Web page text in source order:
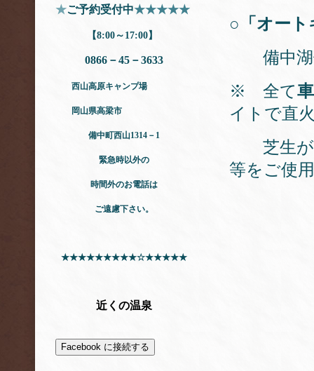
★ご予約受付中★★★★★
【8:00～17:00】
0866－45－3633
西山高原キャンプ場
岡山県高梁市
備中町西山1314－1
緊急時以外の
時間外のお電話は
ご遠慮下さい。
★★★★★★★★★☆★★★★★
近くの温泉
Facebook に接続する
○「オー
備中湖
※ 全て
イトで直
芝生が
等をご使